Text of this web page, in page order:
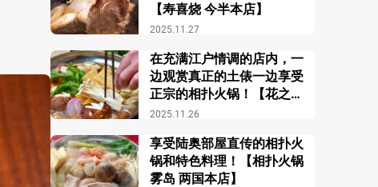
2025.11.27
【寿喜烧 今半本店】
2025.11.26
在充满江户情调的店内，一
边观赏真正的土俵一边享受
正宗的相扑火锅！【花之舞
江户东京博物馆前店】
享受陆奥部屋直传的相扑火
锅和特色料理！【相扑火锅
雾岛 两国本店】